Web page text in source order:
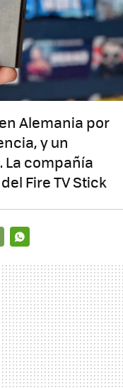
Alemania por
y un
La compañía
Fire TV Stick